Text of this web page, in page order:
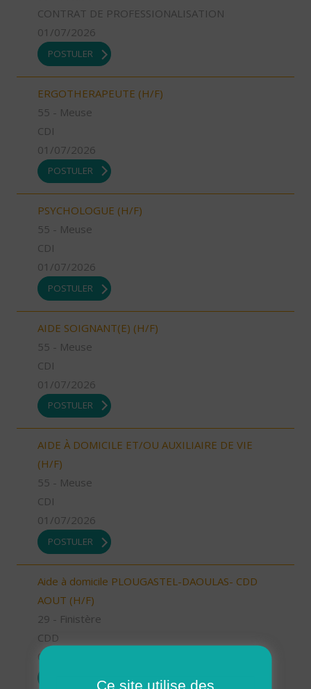
CONTRAT DE PROFESSIONALISATION
01/07/2026
POSTULER
ERGOTHERAPEUTE (H/F)
55 - Meuse
CDI
01/07/2026
POSTULER
PSYCHOLOGUE (H/F)
55 - Meuse
CDI
01/07/2026
POSTULER
AIDE SOIGNANT(E) (H/F)
55 - Meuse
CDI
01/07/2026
POSTULER
AIDE À DOMICILE ET/OU AUXILIAIRE DE VIE
(H/F)
55 - Meuse
CDI
01/07/2026
POSTULER
Aide à domicile PLOUGASTEL-DAOULAS- CDD
AOUT (H/F)
29 - Finistère
CDD
01/07/2026
Ce site utilise des